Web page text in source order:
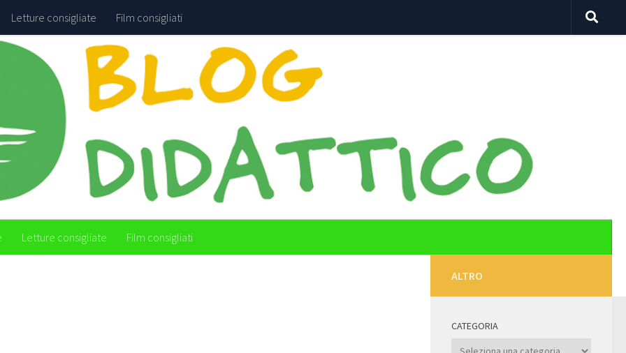
Letture consigliate Film consigliati
Letture consigliate Film consigliati
ALTRO
CATEGORIA
Categoria